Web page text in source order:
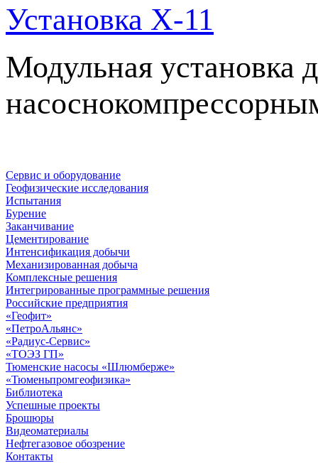
Установка X-11
Модульная установка
Сервис и оборудование
Геофизические исследования
Испытания
Бурение
Заканчивание
Цементирование
Интенсификация добычи
Механизированная добыча
Комплексные решения
Интегрированные программные решения
Российские предприятия
«Геофит»
«ПетроАльянс»
«Радиус-Сервис»
«ТОЭЗ ГП»
Тюменские насосы «Шлюмберже»
«Тюменьпромгеофизика»
Библиотека
Успешные проекты
Брошюры
Видеоматериалы
Нефтегазовое обозрение
Контакты